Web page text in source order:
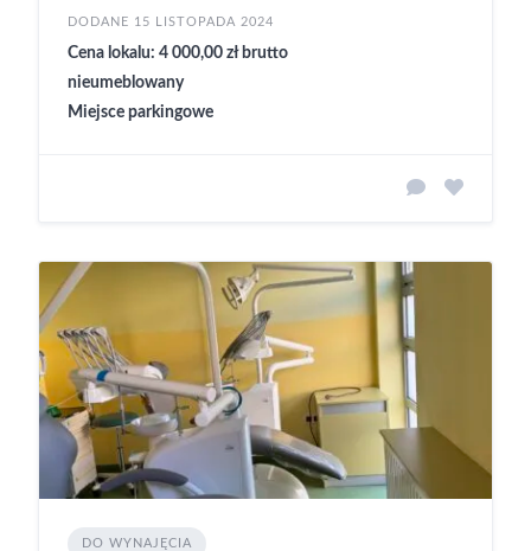
DODANE 15 LISTOPADA 2024
Cena lokalu: 4 000,00 zł brutto
nieumeblowany
Miejsce parkingowe
DO WYNAJĘCIA